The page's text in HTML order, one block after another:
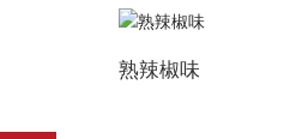
熟辣椒味